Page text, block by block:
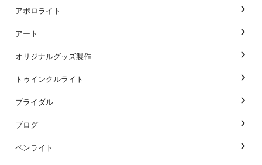
アポロライト
アート
オリジナルグッズ製作
トゥインクルライト
ブライダル
ブログ
ペンライト